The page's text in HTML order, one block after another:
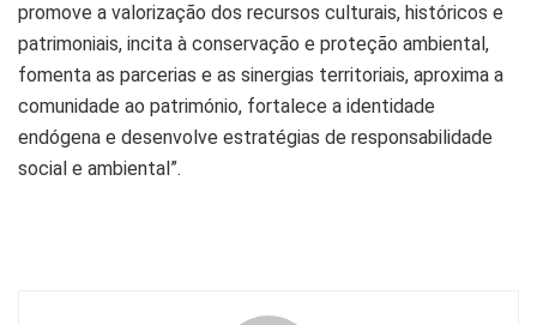
promove a valorização dos recursos culturais, históricos e
patrimoniais, incita à conservação e proteção ambiental,
fomenta as parcerias e as sinergias territoriais, aproxima a
comunidade ao património, fortalece a identidade
endógena e desenvolve estratégias de responsabilidade
social e ambiental”.